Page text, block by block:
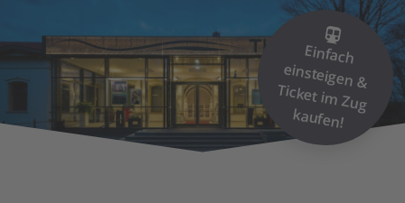
Einfach
einsteigen &
Ticket im
Zug
kaufen!